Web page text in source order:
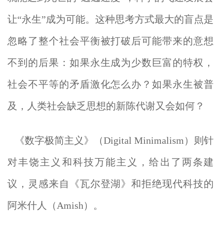
让“永生”成为可能。这种思考方式最大的盲点是
忽略了整个社会平衡被打破后可能带来的意想
不到的后果：如果永生成为少数巨富的特权，
社会不平等的矛盾激化怎么办？如果永生被普
及，人类社会缺乏思想的新陈代谢又会如何？
《数字极简主义》（Digital Minimalism）则针
对丰饶主义和科技万能主义，给出了两条建
议，灵感来自《瓦尔登湖》和拒绝现代科技的
阿米什人（Amish）。